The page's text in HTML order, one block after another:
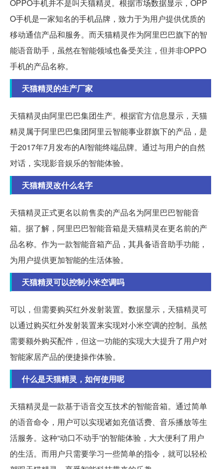
OPPO手机并不是叫天猫精灵。根据市场数据显示，OPP
O手机是一家知名的手机品牌，致力于为用户提供优质的
移动通信产品和服务。而天猫精灵作为阿里巴巴旗下的智
能语音助手，虽然在智能领域也备受关注，但并非OPPO
手机的产品名称。
天猫精灵的生产厂家
天猫精灵由阿里巴巴集团生产。根据官方信息显示，天猫
精灵属于阿里巴巴集团阿里云智能事业群旗下的产品，是
于2017年7月发布的AI智能终端品牌。通过与用户的自然
对话，实现影音娱乐的智能体验。
天猫精灵改什么名字
天猫精灵正式更名以前售卖的产品名为阿里巴巴智能音
箱。据了解，阿里巴巴智能音箱是天猫精灵在更名前的产
品名称。作为一款智能音箱产品，其具备语音助手功能，
为用户提供更加智能的生活体验。
天猫精灵可以控制小米空调吗
可以，但需要购买红外发射装置。数据显示，天猫精灵可
以通过购买红外发射装置来实现对小米空调的控制。虽然
需要额外购买配件，但这一功能的实现大大提升了用户对
智能家居产品的便捷操作体验。
什么是天猫精灵，如何使用呢
天猫精灵是一款基于语音交互技术的智能音箱。通过简单
的语音命令，用户可以实现诸如充值话费、音乐播放等生
活服务。这种“动口不动手”的智能体验，大大便利了用户
的生活。而用户只需要学习一些简单的指令，就可以轻松